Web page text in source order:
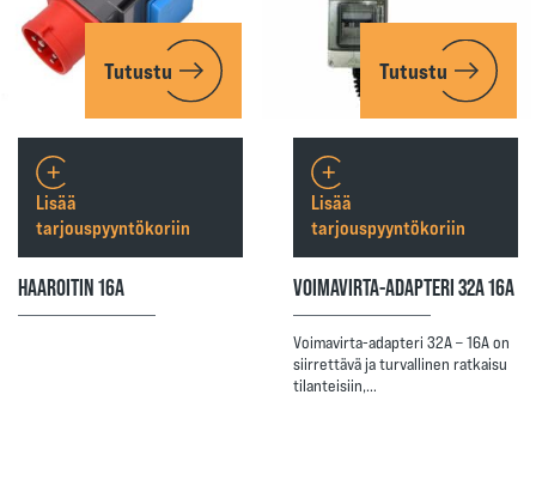
Tutustu
HAAROITIN 16A
Lisää
tarjouspyyntökoriin
Tutustu
VOIMAVIRTA-ADAPTERI 32A 16A
Voimavirta-adapteri 32A – 16A on
siirrettävä ja turvallinen ratkaisu
tilanteisiin,…
Lisää
tarjouspyyntökoriin